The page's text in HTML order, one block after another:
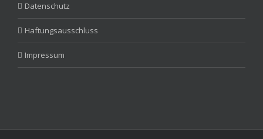
Datenschutz
Haftungsausschluss
Impressum